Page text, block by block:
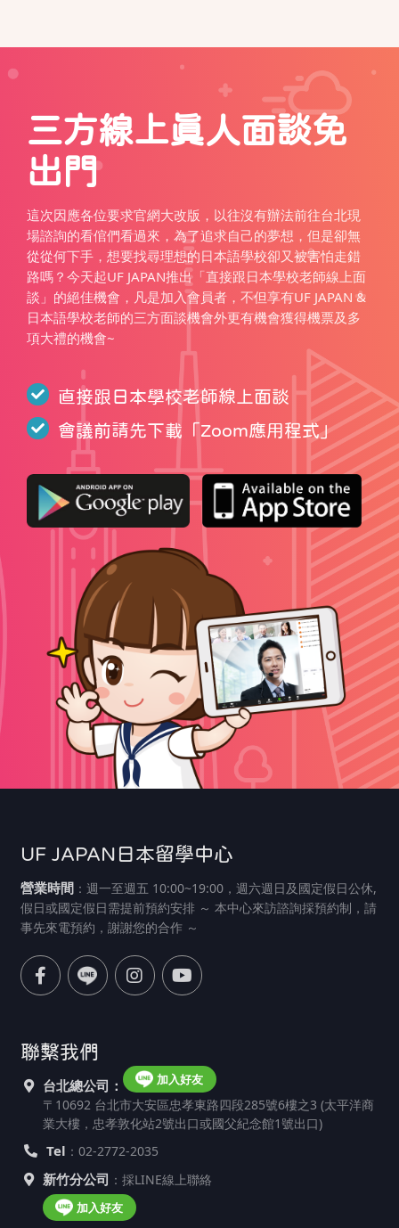
三方線上真人面談免
出門
這次因應各位要求官網大改版，以往沒有辦法前往台北現
場諮詢的看倌們看過來，為了追求自己的夢想，但是卻無
從從何下手，想要找尋理想的日本語學校卻又被害怕走錯
路嗎？今天起UF JAPAN推出「直接跟日本學校老師線上面
談」的絕佳機會，凡是加入會員者，不但享有UF JAPAN &
日本語學校老師的三方面談機會外更有機會獲得機票及多
項大禮的機會~
直接跟日本學校老師線上面談
會議前請先下載「Zoom應用程式」
UF JAPAN日本留學中心
營業時間：週一至週五 10:00~19:00，週六週日及國定假日公休,
假日或國定假日需提前預約安排 ～ 本中心來訪諮詢採預約制，請
事先來電預約，謝謝您的合作 ～
聯繫我們
台北總公司： 加入好友
〒10692 台北市大安區忠孝東路四段285號6樓之3 (太平洋商
業大樓，忠孝敦化站2號出口或國父紀念館1號出口)
Tel ：02-2772-2035
新竹分公司 ：採LINE線上聯絡
加入好友